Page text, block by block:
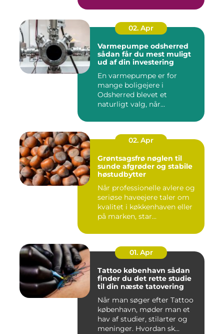
02. Apr
Varmepumpe odsherred
sådan får du mest muligt
ud af din investering
En varmepumpe er for
mange boligejere i
Odsherred blevet et
naturligt valg, når
02. Apr
Grøntsagsfrø nøglen til
sunde afgrøder og stabile
høstudbytter
Når professionelle avlere og
seriøse haveejere taler om
kvalitet i køkkenhaven eller
på marken, star...
01. Apr
Tattoo københavn sådan
finder du det rette studie
til din næste tatovering
Når man søger efter Tattoo
københavn, møder man et
hav af studier, stilarter og
meninger. Hvordan sk...